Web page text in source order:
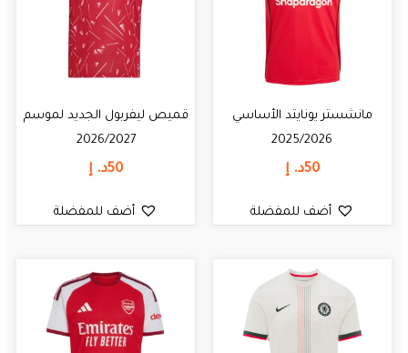
مانشستر يونايتد الأساسي
2025/2026
50د. إ
أضف للمفضلة
قميص ليفربول الجديد لموسم
2026/2027
50د. إ
أضف للمفضلة